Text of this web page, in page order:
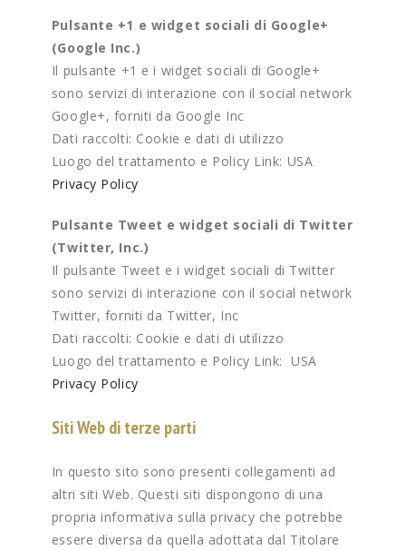
Pulsante +1 e widget sociali di Google+
(Google Inc.)
Il pulsante +1 e i widget sociali di Google+
sono servizi di interazione con il social network
Google+, forniti da Google Inc
Dati raccolti: Cookie e dati di utilizzo
Luogo del trattamento e Policy Link: USA
Privacy Policy
Pulsante Tweet e widget sociali di Twitter
(Twitter, Inc.)
Il pulsante Tweet e i widget sociali di Twitter
sono servizi di interazione con il social network
Twitter, forniti da Twitter, Inc
Dati raccolti: Cookie e dati di utilizzo
Luogo del trattamento e Policy Link: USA
Privacy Policy
Siti Web di terze parti
In questo sito sono presenti collegamenti ad
altri siti Web. Questi siti dispongono di una
propria informativa sulla privacy che potrebbe
essere diversa da quella adottata dal Titolare